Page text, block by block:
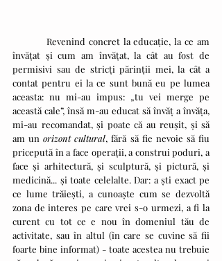
învățat și cum am învățat, la cât au fost de
permisivi sau de stricți părinții mei, la cât a
contat pentru ei la ce sunt bună eu pe lumea
aceasta: nu mi-au impus: „tu vei merge pe
această cale”, însă m-au educat să învăț a învăța,
mi-au recomandat, și poate că au reușit, și să
am un orizont cultural, fără să fie nevoie să fiu
pricepută în a face operații, a construi poduri, a
face și arhitectură, și sculptură, și pictură, și
medicină... și toate celelalte. Dar: a ști exact pe
ce lume trăiești, a cunoaște cum se dezvoltă
zona de interes pe care vrei s-o urmezi, a fi la
curent cu tot ce e nou în domeniul tău de
activitate, sau în altul (în care se cuvine să fii
foarte bine informat) - toate acestea nu trebuie